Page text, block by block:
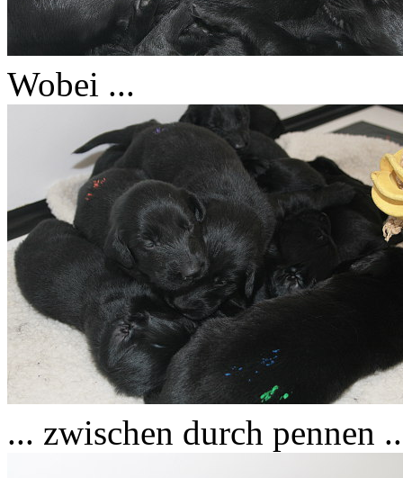
Wobei ...
... zwischen durch pennen